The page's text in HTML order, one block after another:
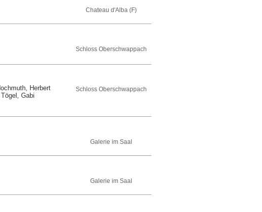
Chateau d'Alba (F)
Schloss Oberschwappach
Herbert
Gabi
Schloss Oberschwappach
Galerie im Saal
Galerie im Saal